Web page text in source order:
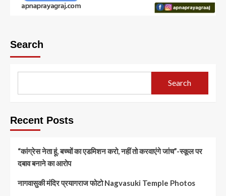
Search
Search
Recent Posts
“कांग्रेस नेता हूं, बच्चों का एडमिशन करो, नहीं तो करवाएंगे जांच”-स्कूल पर
दबाव बनाने का आरोप
नागवासुकी मंदिर प्रयागराज फोटो Nagvasuki Temple Photos